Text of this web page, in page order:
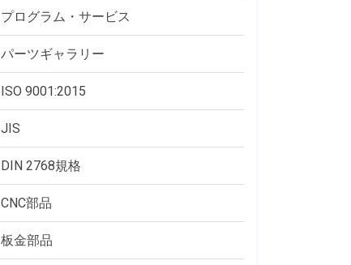
プログラム・サービス
パーツギャラリー
ISO 9001:2015
JIS
DIN 2768規格
CNC部品
板金部品